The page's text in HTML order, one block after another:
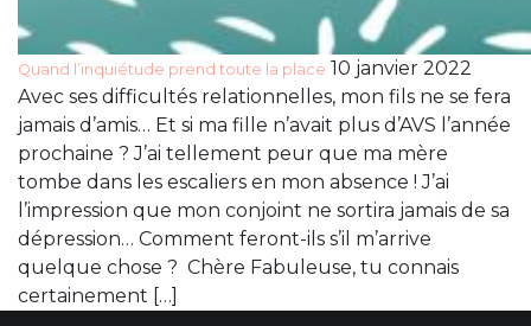
Quand l’inquiétude prend toute la place 10 janvier 2022
Avec ses difficultés relationnelles, mon fils ne se fera
jamais d’amis… Et si ma fille n’avait plus d’AVS l’année
prochaine ? J’ai tellement peur que ma mère
tombe dans les escaliers en mon absence ! J’ai
l’impression que mon conjoint ne sortira jamais de sa
dépression… Comment feront-ils s’il m’arrive
quelque chose ? Chère Fabuleuse, tu connais
certainement […]